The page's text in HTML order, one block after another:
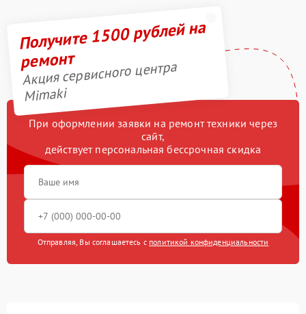
Получите 1500 рублей на
ремонт
Акция сервисного центра
Mimaki
При оформлении заявки на ремонт техники через
сайт,
действует персональная бессрочная скидка
Отправляя, Вы соглашаетесь с политикой конфиденциальности